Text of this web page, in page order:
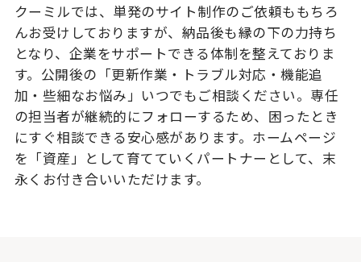
クーミルでは、単発のサイト制作のご依頼ももちろ
んお受けしておりますが、納品後も縁の下の力持ち
となり、企業をサポートできる体制を整えておりま
す。公開後の「更新作業・トラブル対応・機能追
加・些細なお悩み」いつでもご相談ください。専任
の担当者が継続的にフォローするため、困ったとき
にすぐ相談できる安心感があります。ホームページ
を「資産」として育てていくパートナーとして、末
永くお付き合いいただけます。